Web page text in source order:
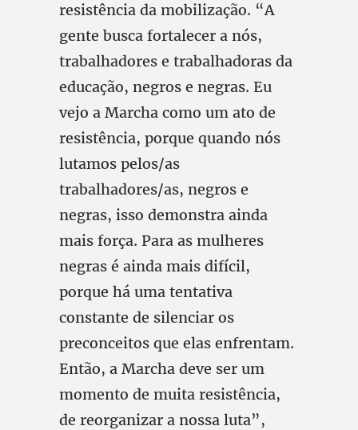
resistência da mobilização. “A
gente busca fortalecer a nós,
trabalhadores e trabalhadoras da
educação, negros e negras. Eu
vejo a Marcha como um ato de
resistência, porque quando nós
lutamos pelos/as
trabalhadores/as, negros e
negras, isso demonstra ainda
mais força. Para as mulheres
negras é ainda mais difícil,
porque há uma tentativa
constante de silenciar os
preconceitos que elas enfrentam.
Então, a Marcha deve ser um
momento de muita resistência,
de reorganizar a nossa luta”,